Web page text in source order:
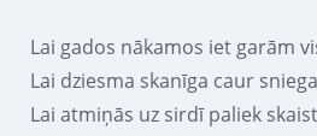
Lai gados nākamos iet garām
Lai dziesma skanīga caur
Lai atmiņās uz sirdī paliek